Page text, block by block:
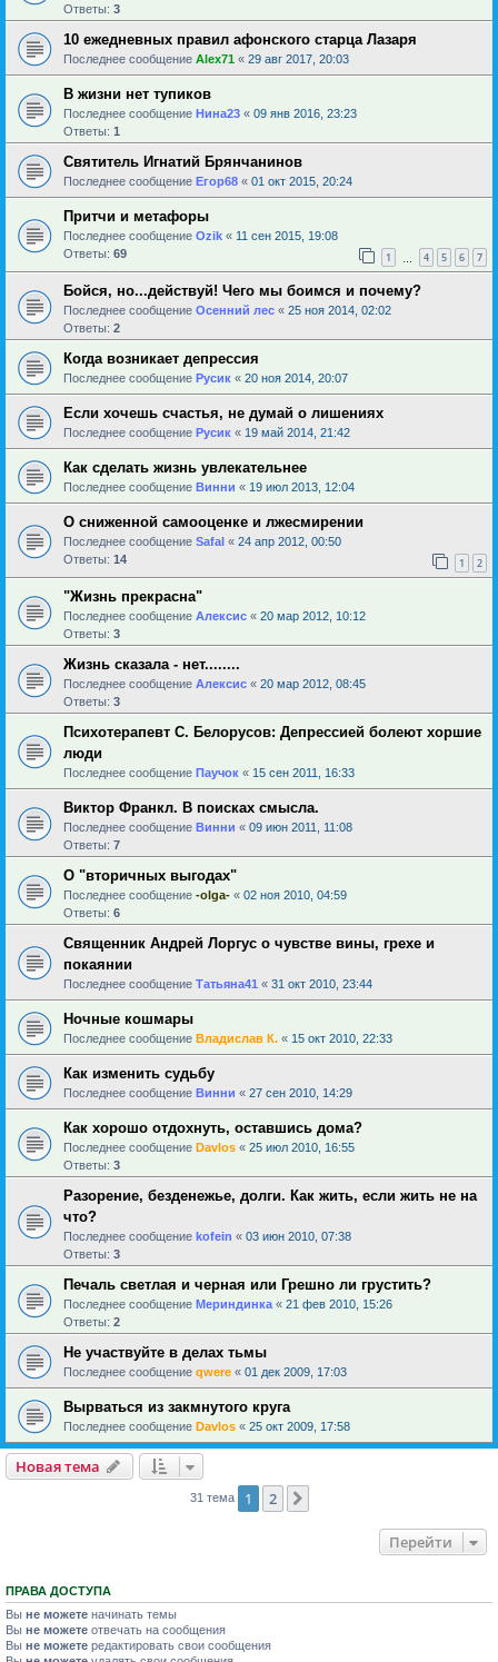
Ответы: 3
10 ежедневных правил афонского старца Лазаря
Последнее сообщение Alex71 « 29 авг 2017, 20:03
В жизни нет тупиков
Последнее сообщение Нина23 « 09 янв 2016, 23:23
Ответы: 1
Святитель Игнатий Брянчанинов
Последнее сообщение Егор68 « 01 окт 2015, 20:24
Притчи и метафоры
Последнее сообщение Ozik « 11 сен 2015, 19:08
Ответы: 69 1 4 5 6 7
Бойся, но...действуй! Чего мы боимся и почему?
Последнее сообщение Осенний лес « 25 ноя 2014, 02:02
Ответы: 2
Когда возникает депрессия
Последнее сообщение Русик « 20 ноя 2014, 20:07
Если хочешь счастья, не думай о лишениях
Последнее сообщение Русик « 19 май 2014, 21:42
Как сделать жизнь увлекательнее
Последнее сообщение Винни « 19 июл 2013, 12:04
О сниженной самооценке и лжесмирении
Последнее сообщение Safal « 24 апр 2012, 00:50
Ответы: 14 1 2
"Жизнь прекрасна"
Последнее сообщение Алексис « 20 мар 2012, 10:12
Ответы: 3
Жизнь сказала - нет........
Последнее сообщение Алексис « 20 мар 2012, 08:45
Ответы: 3
Психотерапевт С. Белорусов: Депрессией болеют хоршие
люди
Последнее сообщение Паучок « 15 сен 2011, 16:33
Виктор Франкл. В поисках смысла.
Последнее сообщение Винни « 09 июн 2011, 11:08
Ответы: 7
О "вторичных выгодах"
Последнее сообщение -olga- « 02 ноя 2010, 04:59
Ответы: 6
Священник Андрей Лоргус о чувстве вины, грехе и
покаянии
Последнее сообщение Татьяна41 « 31 окт 2010, 23:44
Ночные кошмары
Последнее сообщение Владислав К. « 15 окт 2010, 22:33
Как изменить судьбу
Последнее сообщение Винни « 27 сен 2010, 14:29
Как хорошо отдохнуть, оставшись дома?
Последнее сообщение Davlos « 25 июл 2010, 16:55
Ответы: 3
Разорение, безденежье, долги. Как жить, если жить не на
что?
Последнее сообщение kofein « 03 июн 2010, 07:38
Ответы: 3
Печаль светлая и черная или Грешно ли грустить?
Последнее сообщение Мериндинка « 21 фев 2010, 15:26
Ответы: 2
Не участвуйте в делах тьмы
Последнее сообщение qwere « 01 дек 2009, 17:03
Вырваться из закмнутого круга
Последнее сообщение Davlos « 25 окт 2009, 17:58
Новая тема
31 тема 1 2
Перейти
ПРАВА ДОСТУПА
Вы не можете начинать темы
Вы не можете отвечать на сообщения
Вы не можете редактировать свои сообщения